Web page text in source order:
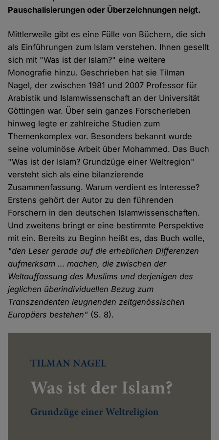
Pauschalisierungen oder Überzeichnungen neigt.
Mittlerweile gibt es eine Fülle von Büchern, die sich
als Einführungen zum Islam verstehen. Ihnen gesellt
sich mit "Was ist der Islam?" eine weitere
Monografie hinzu. Geschrieben hat sie Tilman
Nagel, der zwischen 1981 und 2007 Professor für
Arabistik und Islamwissenschaft an der Universität
Göttingen war. Über sein ganzes Forscherleben
hinweg legte er zahlreiche Studien zum
Themenkomplex vor. Besonders bekannt wurde
seine voluminöse Arbeit über Mohammed. Das Buch
"Was ist der Islam? Grundzüge einer Weltregion"
versteht sich als eine bilanzierende
Zusammenfassung. Warum verdient es Interesse?
Erstens gehört der Autor zu den führenden
Forschern in den deutschen Islamwissenschaften.
Und zweitens bringt er eine bestimmte Perspektive
mit ein. Bereits zu Beginn heißt es, das Buch wolle,
"den Leser gerade auf die erheblichen Differenzen
aufmerksam … machen, die zwischen der
Weltauffassung des Muslims und derjenigen des
jeglichen überindividuellen Bezug zum
Transzendenten leugnenden zeitgenössischen
Europäers bestehen" (S. 8).